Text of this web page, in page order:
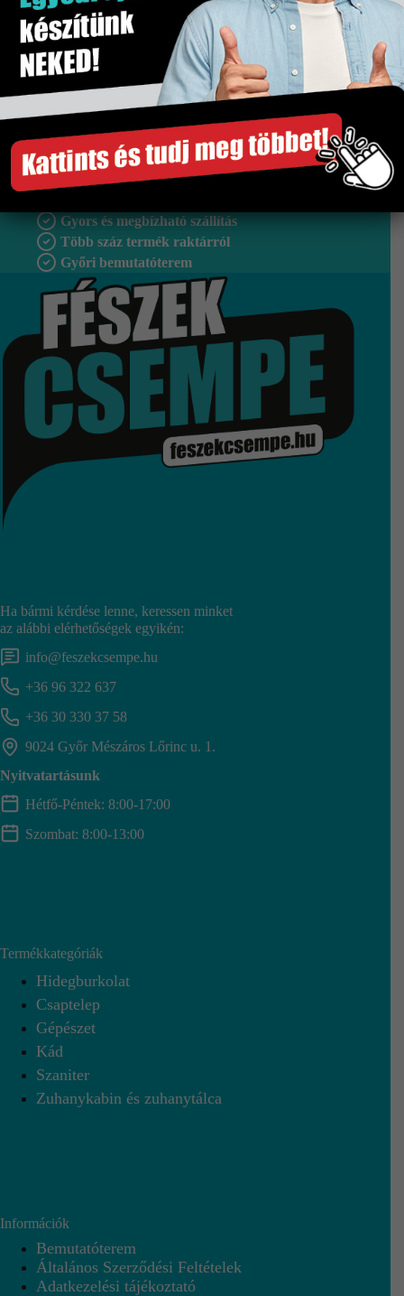
Kiszerelés 1.11 m2
Mennyiségi egység m2
Méret 750×750 mm
Padlólap
Gyors és megbízható szállítás
Több száz termék raktárról
Győri bemutatóterem
Ha bármi kérdése lenne, keressen minket
az alábbi elérhetőségek egyikén:
info@feszekcsempe.hu
+36 96 322 637
+36 30 330 37 58
9024 Győr Mészáros Lőrinc u. 1.
Nyitvatartásunk
Hétfő-Péntek: 8:00-17:00
Szombat: 8:00-13:00
Termékkategóriák
Hidegburkolat
Csaptelep
Gépészet
Kád
Szaniter
Zuhanykabin és zuhanytálca
Információk
Bemutatóterem
Általános Szerződési Feltételek
Adatkezelési tájékoztató